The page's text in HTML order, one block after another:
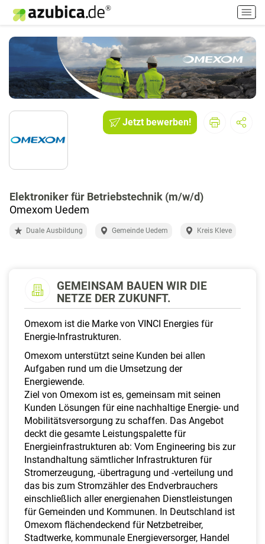
H
a
u
p
t
m
e
n
e
e
Jetzt bewerben!
Elektroniker für Betriebstechnik (m/w/d)
Omexom Uedem
Duale Ausbildung Gemeinde Uedem Kreis Kleve
GEMEINSAM BAUEN WIR DIE
NETZE DER ZUKUNFT.
Omexom ist die Marke von VINCI Energies für
Energie-Infrastrukturen.
Omexom unterstützt seine Kunden bei allen
Aufgaben rund um die Umsetzung der
Energiewende.
Ziel von Omexom ist es, gemeinsam mit seinen
Kunden Lösungen für eine nachhaltige Energie- und
Mobilitätsversorgung zu schaffen. Das Angebot
deckt die gesamte Leistungspalette für
Energieinfrastrukturen ab: Vom Engineering bis zur
Instandhaltung sämtlicher Infrastrukturen für
Stromerzeugung, -übertragung und -verteilung und
das bis zum Stromzähler des Endverbrauchers
einschließlich aller energienahen Dienstleistungen
für Gemeinden und Kommunen. In Deutschland ist
Omexom flächendeckend für Netzbetreiber,
Stadtwerke, kommunale Energieversorger, Handel